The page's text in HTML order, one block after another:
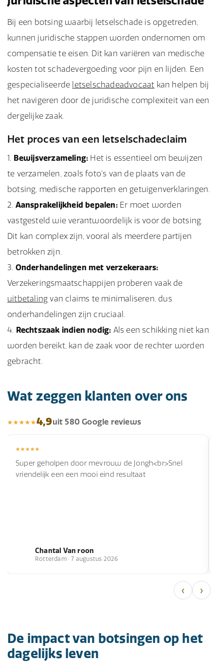
Bij een botsing waarbij letselschade is opgetreden,
kunnen juridische stappen worden ondernomen om
compensatie te eisen. Dit kan variëren van medische
kosten tot schadevergoeding voor pijn en lijden. Een
gespecialiseerde letselschadeadvocaat kan helpen bij
het navigeren door de juridische complexiteit van een
dergelijke zaak.
Het proces van een letselschadeclaim
Bewijsverzameling: Het is essentieel om bewijzen
te verzamelen, zoals foto's van de plaats van de
botsing, medische rapporten en getuigenverklaringen.
Aansprakelijkheid bepalen:Er moet worden
vastgesteld wie verantwoordelijk is voor de botsing.
Dit kan complex zijn, vooral als meerdere partijen
betrokken zijn.
Onderhandelingen met verzekeraars:
Verzekeringsmaatschappijen proberen vaak de
uitbetaling van claims te minimaliseren, dus
onderhandelingen zijn cruciaal.
Rechtszaak indien nodig: Als een schikking niet kan
worden bereikt, kan de zaak voor de rechter worden
gebracht.
Wat zeggen klanten over ons
4,9uit 580 Google reviews
Super geholpen door mevrouw de Jongh<br>Snel
vriendelijk een een mooi eind resultaat
Chantal Van roon
Rotterdam · 7 augustus 2026
‹ ›
De impact van botsingen op het
dagelijks leven